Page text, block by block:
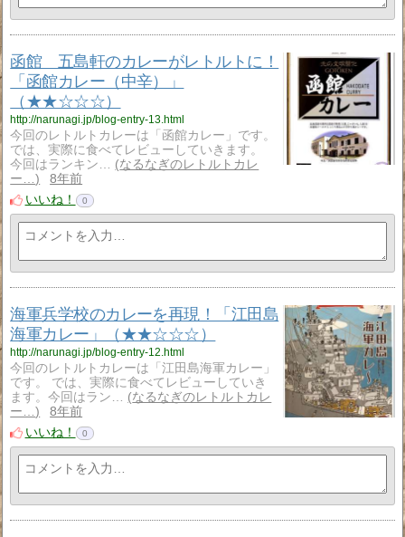
函館 五島軒のカレーがレトルトに！
「函館カレー（中辛）」
（★★☆☆☆）
http://narunagi.jp/blog-entry-13.html
今回のレトルトカレーは「函館カレー」です。
では、実際に食べてレビューしていきます。
今回はランキン…
なるなぎのレトルトカレ
ー…
8年前
いいね！
0
海軍兵学校のカレーを再現！「江田島
海軍カレー」（★★☆☆☆）
http://narunagi.jp/blog-entry-12.html
今回のレトルトカレーは「江田島海軍カレー」
です。 では、実際に食べてレビューしていき
ます。今回はラン…
なるなぎのレトルトカレ
ー…
8年前
いいね！
0